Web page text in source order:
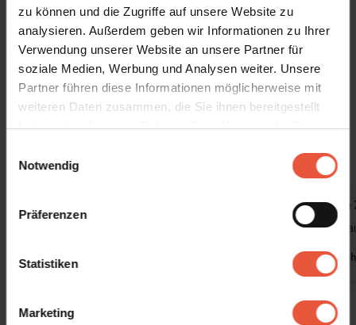
zu können und die Zugriffe auf unsere Website zu
analysieren. Außerdem geben wir Informationen zu Ihrer
Verwendung unserer Website an unsere Partner für
soziale Medien, Werbung und Analysen weiter. Unsere
Partner führen diese Informationen möglicherweise mit
weiteren Daten zusammen, die Sie ihnen bereitgestellt
haben oder die sie im Rahmen Ihrer Nutzung der Dienste
Cookies, wenn Sie unsere Webseite weiterhin nutzen
Notwendig
Präferenzen
Statistiken
Marketing
Das Haus ist ein Nichtraucherhaus und Jugendgruppen sind nicht
zugelassen
Das sagen andere Urlauber
4,8
Constanze
Schönes
Alle Erfahrungsberichte anzeigen